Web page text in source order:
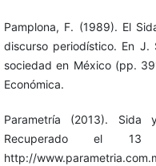
Pamplona, F. (1989). El
discurso periodístico. En J.
sociedad en México (pp.
Económica.
Parametría (2013). Sida
Recuperado el
http://